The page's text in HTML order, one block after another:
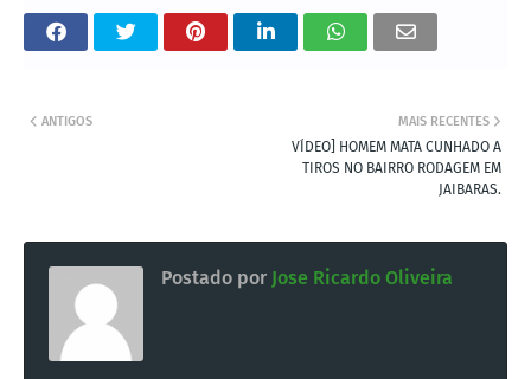
MAIS RECENTES
VÍDEO] HOMEM MATA CUNHADO A
TIROS NO BAIRRO RODAGEM EM
JAIBARAS.
ANTIGOS
Postado por Jose Ricardo Oliveira